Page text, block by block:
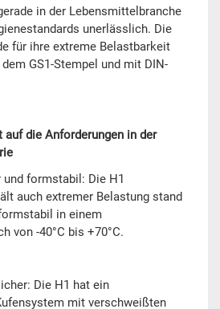
in der Lebensmittelbranche
unerlässlich. Die
für ihre extreme Belastbarkeit
GS1-Stempel und mit DIN-
die Anforderungen in der
und formstabil: Die H1
auch extremer Belastung stand
in einem
von -40°C bis +70°C.
Die H1 hat ein
mit verschweißten